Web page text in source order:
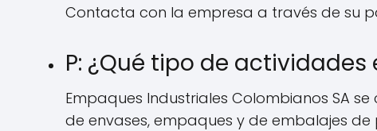
Contacta con la empresa a través de su
P: ¿Qué tipo de
Empaques Industriales Colombianos SA
de envases, empaques y de embalajes